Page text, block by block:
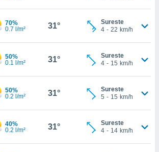
70%
0.7 l/m²
31°
Sureste
4 - 22 km/h
50%
0.1 l/m²
31°
Sureste
4 - 15 km/h
50%
0.2 l/m²
31°
Sureste
5 - 15 km/h
40%
0.2 l/m²
31°
Sureste
4 - 14 km/h